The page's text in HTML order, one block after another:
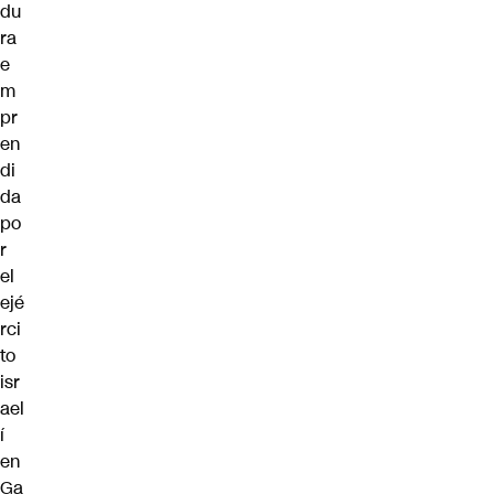
du
ra
e
m
pr
en
di
da
po
r
el
ejé
rci
to
isr
ael
í
en
Ga